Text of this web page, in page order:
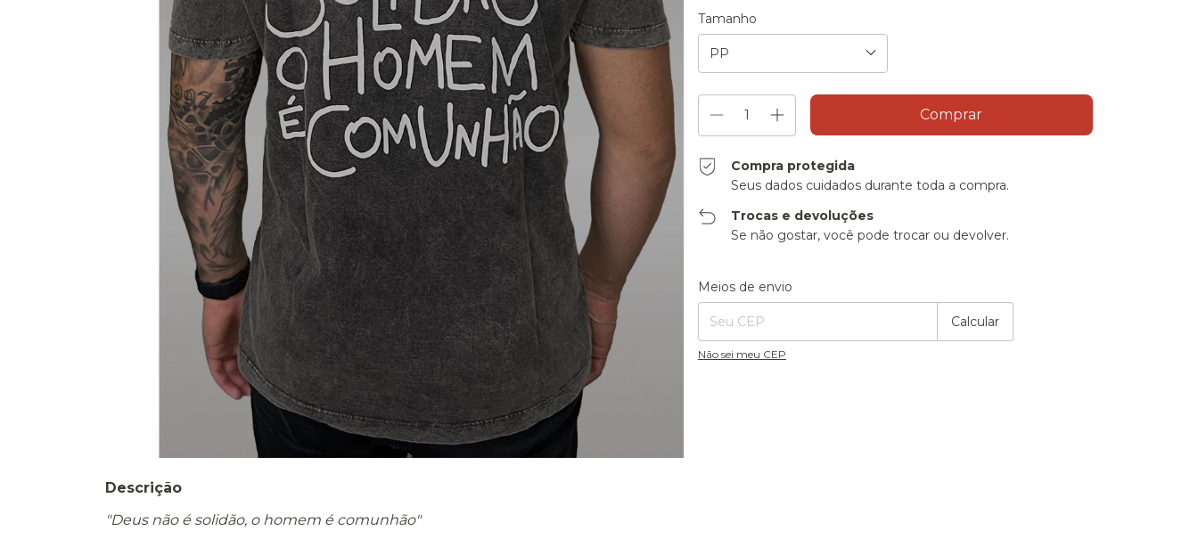
Tamanho
Compra protegida
Seus dados cuidados durante toda a compra.
Trocas e devoluções
Se não gostar, você pode trocar ou devolver.
Entregas para o CEP:
Meios de envio
Calcular
Não sei meu CEP
Descrição
"Deus não é solidão, o homem é comunhão"